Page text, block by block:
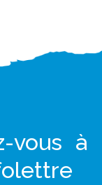
vous à